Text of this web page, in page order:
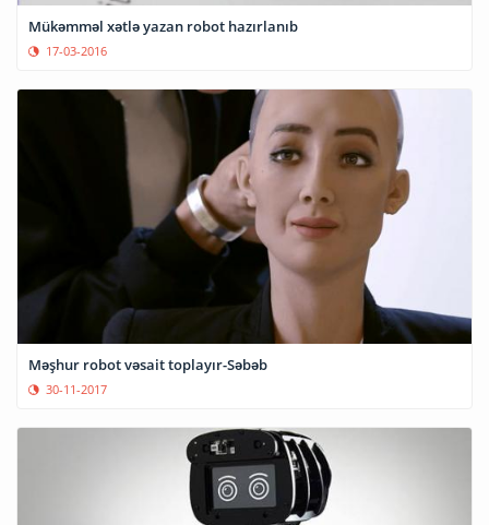
Mükəmməl xətlə yazan robot hazırlanıb
17-03-2016
Məşhur robot vəsait toplayır-Səbəb
30-11-2017